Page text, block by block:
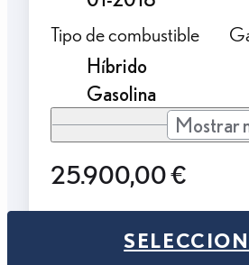
Tipo de combustible
Híbrido
Gasolina
Mostrar
25.900,00 €